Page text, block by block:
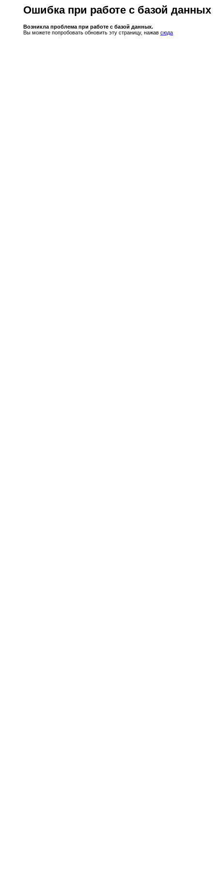
Ошибка при работе с базой данных
Возникла проблема при работе с базой данных.
Вы можете попробовать обновить эту страницу, нажав сюда